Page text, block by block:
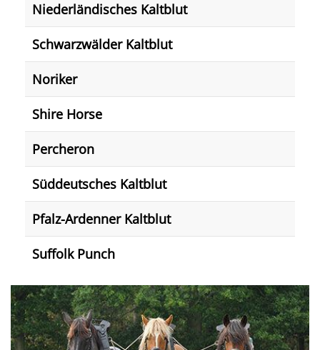
Niederländisches Kaltblut
Schwarzwälder Kaltblut
Noriker
Shire Horse
Percheron
Süddeutsches Kaltblut
Pfalz-Ardenner Kaltblut
Suffolk Punch